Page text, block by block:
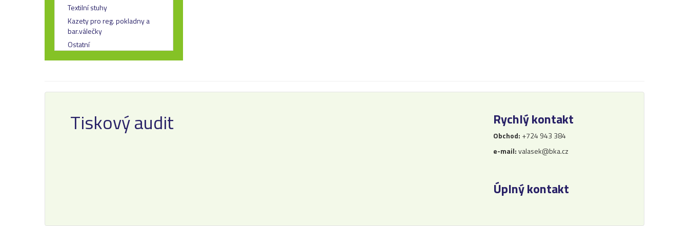
Textilní stuhy
Kazety pro reg. pokladny a
bar.válečky
Ostatní
Tiskový audit Rychlý kontakt
Obchod: +724 943 384
e-mail:valasek@bka.cz
Úplný kontakt